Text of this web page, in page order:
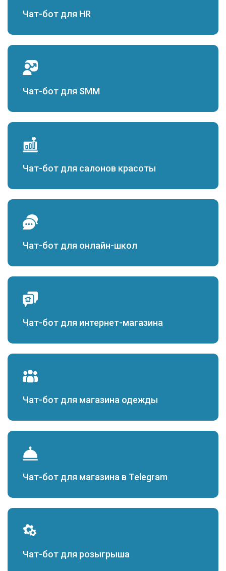
Чат-бот для HR
Чат-бот для SMM
Чат-бот для салонов красоты
Чат-бот для онлайн-школ
Чат-бот для интернет-магазина
Чат-бот для магазина одежды
Чат-бот для магазина в Telegram
Чат-бот для розыгрыша